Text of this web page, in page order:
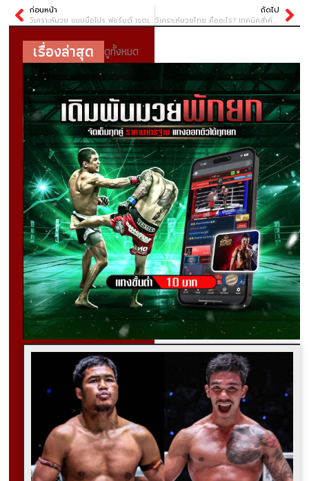
ก่อนหน้า
วิเคราะห์มวย แบบมือโปร ฟอร์มดี เรตเด่น ชนะเดิมพันง่ายขึ้น
ถัดไป
วิเคราะห์มวยไทย คืออะไร? เทคนิคสำคัญในการเลือกเดิมพันที่แม่นยำ
เรื่องล่าสุด ดูทั้งหมด